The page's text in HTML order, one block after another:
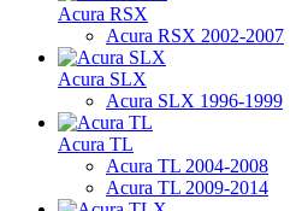
Acura RSX
Acura RSX 2002-2007
Acura SLX
Acura SLX 1996-1999
Acura TL
Acura TL 2004-2008
Acura TL 2009-2014